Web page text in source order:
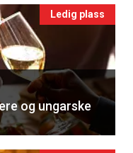
Ledig plass
og ungarske